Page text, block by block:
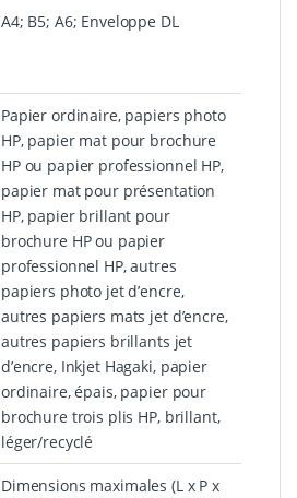
A4; B5; A6; Enveloppe DL
Papier ordinaire, papiers photo
HP, papier mat pour brochure
HP ou papier professionnel HP,
papier mat pour présentation
HP, papier brillant pour
brochure HP ou papier
professionnel HP, autres
papiers photo jet d’encre,
autres papiers mats jet d’encre,
autres papiers brillants jet
d’encre, Inkjet Hagaki, papier
ordinaire, épais, papier pour
brochure trois plis HP, brillant,
léger/recyclé
Dimensions maximales (L x P x